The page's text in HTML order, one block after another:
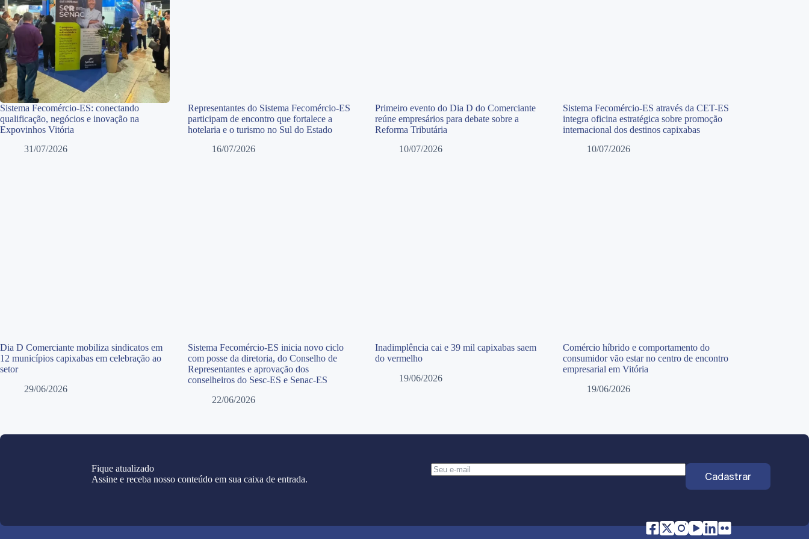
Sistema Fecomércio-ES: conectando
qualificação, negócios e inovação na
Expovinhos Vitória
31/07/2026
Representantes do Sistema Fecomércio-ES
participam de encontro que fortalece a
hotelaria e o turismo no Sul do Estado
16/07/2026
Primeiro evento do Dia D do Comerciante
reúne empresários para debate sobre a
Reforma Tributária
10/07/2026
Sistema Fecomércio-ES através da CET-ES
integra oficina estratégica sobre promoção
internacional dos destinos capixabas
10/07/2026
Dia D Comerciante mobiliza sindicatos em
12 municípios capixabas em celebração ao
setor
29/06/2026
Sistema Fecomércio-ES inicia novo ciclo
com posse da diretoria, do Conselho de
Representantes e aprovação dos
conselheiros do Sesc-ES e Senac-ES
22/06/2026
Inadimplência cai e 39 mil capixabas saem
do vermelho
19/06/2026
Comércio híbrido e comportamento do
consumidor vão estar no centro de encontro
empresarial em Vitória
19/06/2026
Fique atualizado
Assine e receba nosso conteúdo em sua caixa de entrada.
Cadastrar